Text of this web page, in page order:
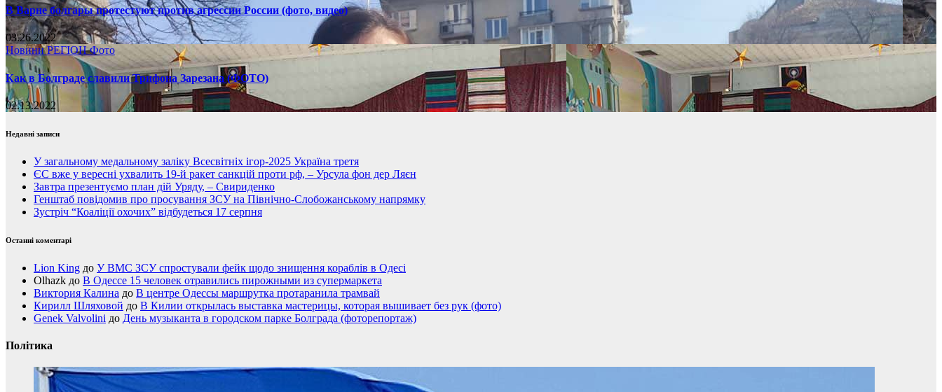
В Варне болгары протестуют против агрессии России (фото, видео)
03.26.2022
НовиниРЕГІОНФото
Как в Болграде славили Трифона Зарезана (ФОТО)
02.13.2022
Недавні записи
У загальному медальному заліку Всесвітніх ігор-2025 Україна третя
ЄС вже у вересні ухвалить 19-й ракет санкцій проти рф, – Урсула фон дер Ляєн
Завтра презентуємо план дій Уряду, – Свириденко
Генштаб повідомив про просування ЗСУ на Північно-Слобожанському напрямку
Зустріч “Коаліції охочих” відбудеться 17 серпня
Останні коментарі
Lion King до У ВМС ЗСУ спростували фейк щодо знищення кораблів в Одесі
Olhazk до В Одессе 15 человек отравились пирожными из супермаркета
Виктория Калина до В центре Одессы маршрутка протаранила трамвай
Кирилл Шляховой до В Килии открылась выставка мастерицы, которая вышивает без рук (фото)
Genek Valvolini до День музыканта в городском парке Болграда (фоторепортаж)
Політика